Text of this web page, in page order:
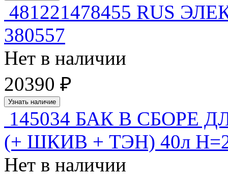
481221478455 RUS
380557
Нет в наличии
20390 ₽
Узнать наличие
145034 БАК В
(+ ШКИВ + ТЭН) 40л
Нет в наличии